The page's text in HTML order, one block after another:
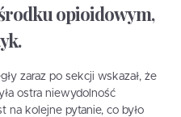
opioidowym,
zaraz po sekcji wskazał, że
ostra niewydolność
na kolejne pytanie, co było